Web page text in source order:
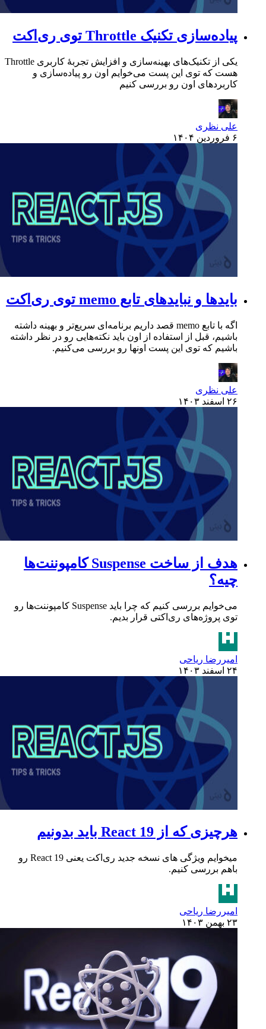
پیاده‌سازی تکنیک Throttle توی ری‌اکت
یکی از تکنیک‌های بهینه‌سازی و افزایش تجربهٔ کاربری Throttle
هست که توی این پست می‌خوایم اون رو پیاده‌سازی و
کاربردهای اون رو بررسی کنیم
علی نظری
۶ فروردین ۱۴۰۴
بایدها و نبایدهای تابع memo توی ری‌اکت
اگه با تابع memo قصد داریم برنامه‌ای سریع‌تر و بهینه داشته
باشیم، قبل از استفاده از اون باید نکته‌هایی رو در نظر داشته
باشیم که توی این پست اونها رو بررسی می‌کنیم.
علی نظری
۲۶ اسفند ۱۴۰۳
هدف از ساخت Suspense کامپوننت‌ها
چیه؟
می‌خوایم بررسی کنیم که چرا باید Suspense کامپوننت‌ها رو
توی پروژه‌های ری‌اکتی قرار بدیم.
امیررضا ریاحی
۲۴ اسفند ۱۴۰۳
هرچیزی که از React 19 باید بدونیم
میخوایم ویژگی های نسخه جدید ری‌اکت یعنی React 19 رو
باهم بررسی کنیم.
امیررضا ریاحی
۲۳ بهمن ۱۴۰۳